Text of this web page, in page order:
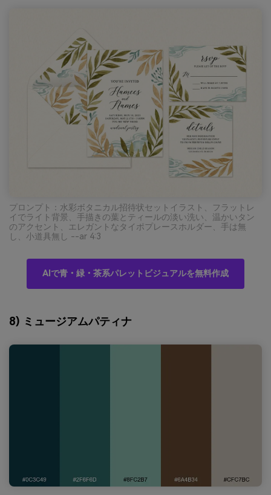
プロンプト：水彩ボタニカル招待状セットイラスト、フラットレ
イでライト背景、手描きの葉とティールの淡い洗い、温かいタン
のアクセント、エレガントなタイポプレースホルダー、手は無
し、小道具無し --ar 4:3
AIで青・緑・茶系パレットビジュアルを無料作成
8) ミュージアムパティナ